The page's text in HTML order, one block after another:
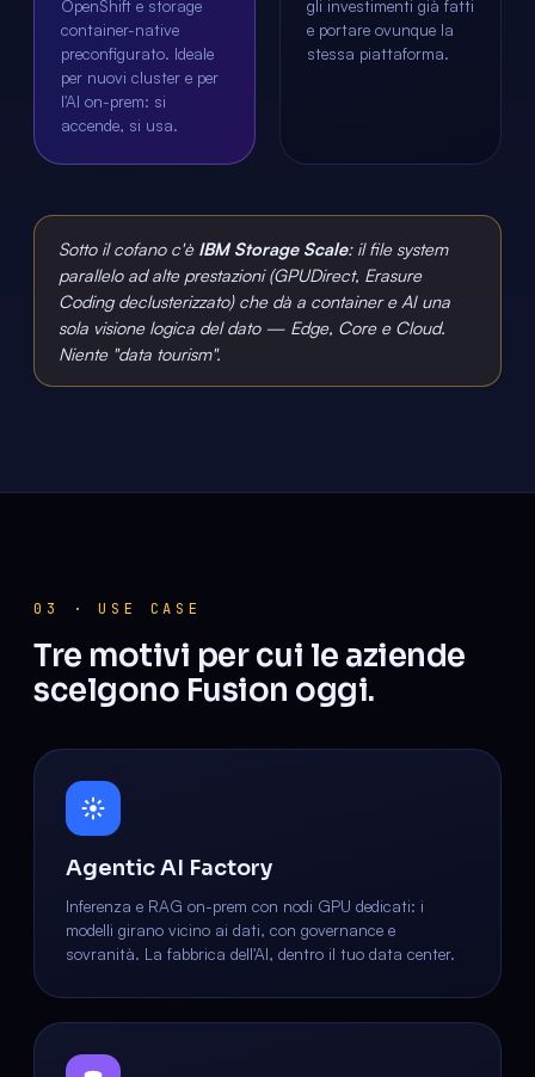
OpenShift e storage
container-native
preconfigurato. Ideale
per nuovi cluster e per
l'AI on-prem: si
accende, si usa.
gli investimenti già fatti
e portare ovunque la
stessa piattaforma.
Sotto il cofano c'è IBM Storage Scale: il file system
parallelo ad alte prestazioni (GPUDirect, Erasure
Coding declusterizzato) che dà a container e AI una
sola visione logica del dato — Edge, Core e Cloud.
Niente "data tourism".
03 · USE CASE
Tre motivi per cui le aziende
scelgono Fusion oggi.
Agentic AI Factory
Inferenza e RAG on-prem con nodi GPU dedicati: i
modelli girano vicino ai dati, con governance e
sovranità. La fabbrica dell'AI, dentro il tuo data center.